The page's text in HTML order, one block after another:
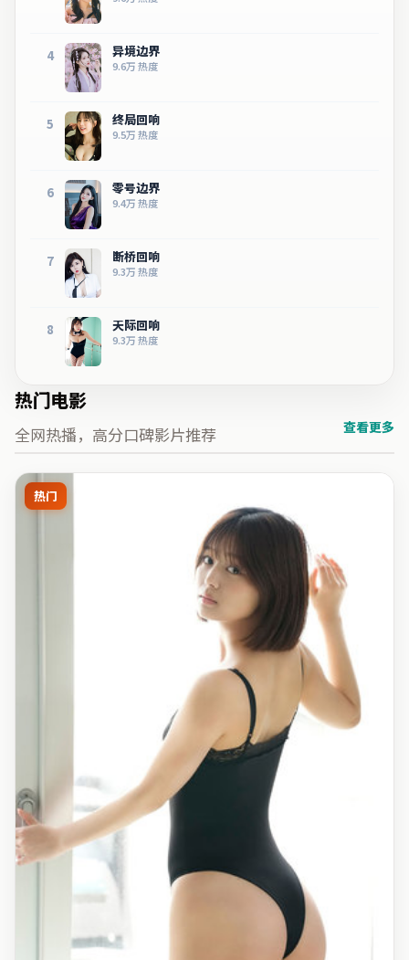
4 异境边界
9.6万热度
5 终局回响
9.5万热度
6 零号边界
9.4万热度
7 断桥回响
9.3万热度
8 天际回响
9.3万热度
热门电影
全网热播，高分口碑影片推荐 查看更多
热门